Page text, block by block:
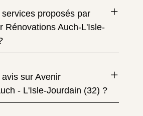
proposés par
Rénovations Auch-L'Isle-
sur Avenir
- L'Isle-Jourdain (32) ?